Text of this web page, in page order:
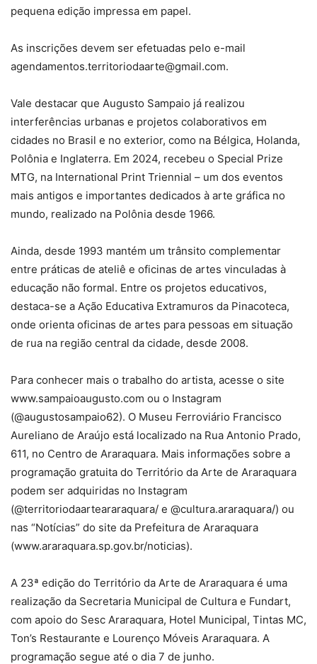
pequena edição impressa em papel.
As inscrições devem ser efetuadas pelo e-mail
agendamentos.territoriodaarte@gmail.com.
Vale destacar que Augusto Sampaio já realizou
interferências urbanas e projetos colaborativos em
cidades no Brasil e no exterior, como na Bélgica, Holanda,
Polônia e Inglaterra. Em 2024, recebeu o Special Prize
MTG, na International Print Triennial – um dos eventos
mais antigos e importantes dedicados à arte gráfica no
mundo, realizado na Polônia desde 1966.
Ainda, desde 1993 mantém um trânsito complementar
entre práticas de ateliê e oficinas de artes vinculadas à
educação não formal. Entre os projetos educativos,
destaca-se a Ação Educativa Extramuros da Pinacoteca,
onde orienta oficinas de artes para pessoas em situação
de rua na região central da cidade, desde 2008.
Para conhecer mais o trabalho do artista, acesse o site
www.sampaioaugusto.com ou o Instagram
(@augustosampaio62). O Museu Ferroviário Francisco
Aureliano de Araújo está localizado na Rua Antonio Prado,
611, no Centro de Araraquara. Mais informações sobre a
programação gratuita do Território da Arte de Araraquara
podem ser adquiridas no Instagram
(@territoriodaarteararaquara/ e @cultura.araraquara/) ou
nas “Notícias” do site da Prefeitura de Araraquara
(www.araraquara.sp.gov.br/noticias).
A 23ª edição do Território da Arte de Araraquara é uma
realização da Secretaria Municipal de Cultura e Fundart,
com apoio do Sesc Araraquara, Hotel Municipal, Tintas MC,
Ton’s Restaurante e Lourenço Móveis Araraquara. A
programação segue até o dia 7 de junho.